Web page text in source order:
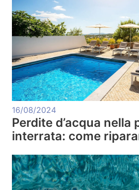
16/08/2024
Perdite d’acqua nella
interrata: come